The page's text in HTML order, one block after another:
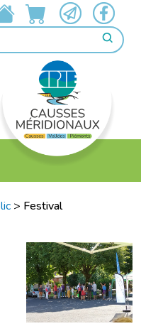
> Festival